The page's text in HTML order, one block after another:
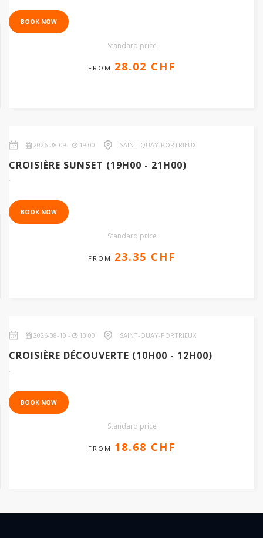
BOOK NOW
Standard price
FROM 28.02 CHF
23.35 CHF
2026-08-09 - 19:00 SAINT-QUAY-PORTRIEUX
CROISIÈRE SUNSET (19H00 - 21H00)
.
BOOK NOW
Standard price
FROM 23.35 CHF
18.68 CHF
2026-08-10 - 10:00 SAINT-QUAY-PORTRIEUX
CROISIÈRE DÉCOUVERTE (10H00 - 12H00)
.
BOOK NOW
Standard price
FROM 18.68 CHF